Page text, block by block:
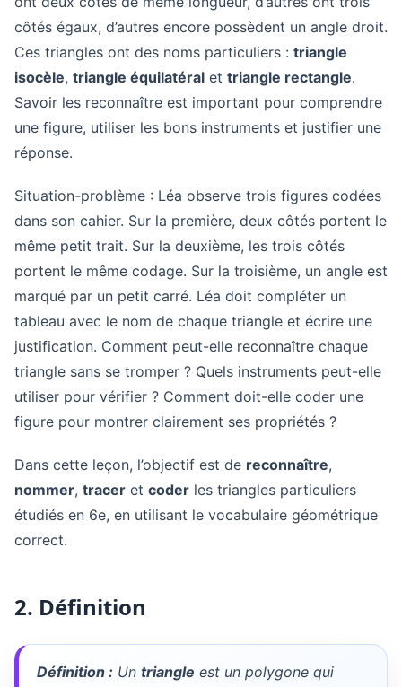
côtés égaux, d’autres encore possèdent un angle droit.
Ces triangles ont des noms particuliers : triangle
isocèle, triangle équilatéral et triangle rectangle.
Savoir les reconnaître est important pour comprendre
une figure, utiliser les bons instruments et justifier une
réponse.
Situation-problème : Léa observe trois figures codées
dans son cahier. Sur la première, deux côtés portent le
même petit trait. Sur la deuxième, les trois côtés
portent le même codage. Sur la troisième, un angle est
marqué par un petit carré. Léa doit compléter un
tableau avec le nom de chaque triangle et écrire une
justification. Comment peut-elle reconnaître chaque
triangle sans se tromper ? Quels instruments peut-elle
utiliser pour vérifier ? Comment doit-elle coder une
figure pour montrer clairement ses propriétés ?
Dans cette leçon, l’objectif est de reconnaître,
nommer, tracer et coder les triangles particuliers
étudiés en 6e, en utilisant le vocabulaire géométrique
correct.
2. Définition
Définition : Un triangle est un polygone qui